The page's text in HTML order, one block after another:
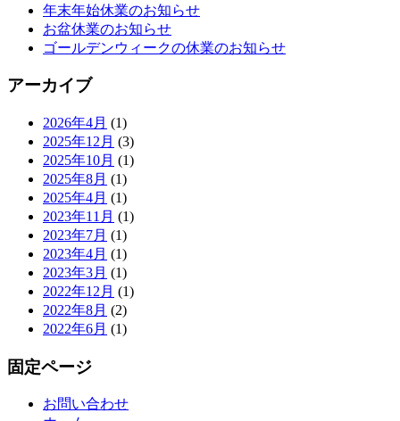
年末年始休業のお知らせ
お盆休業のお知らせ
ゴールデンウィークの休業のお知らせ
アーカイブ
2026年4月 (1)
2025年12月 (3)
2025年10月 (1)
2025年8月 (1)
2025年4月 (1)
2023年11月 (1)
2023年7月 (1)
2023年4月 (1)
2023年3月 (1)
2022年12月 (1)
2022年8月 (2)
2022年6月 (1)
固定ページ
お問い合わせ